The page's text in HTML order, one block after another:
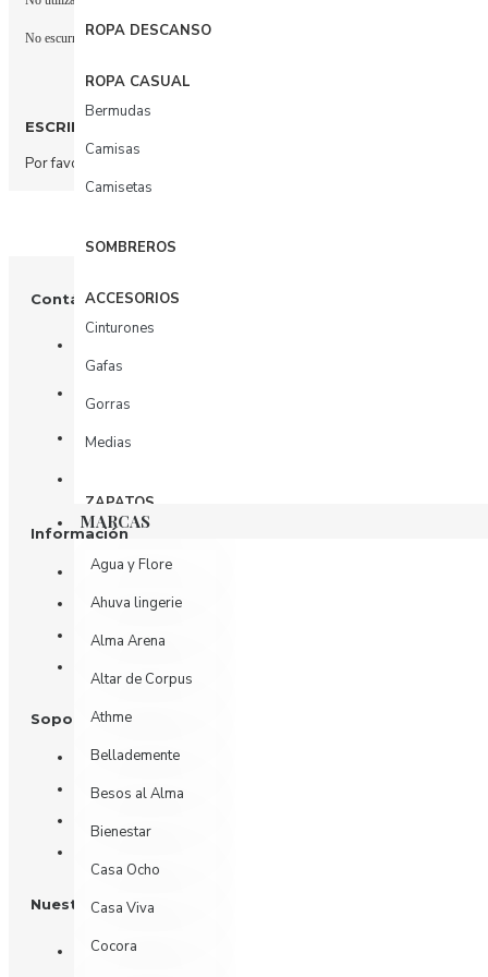
ROPA DESCANSO
ROPA CASUAL
Bermudas
Camisas
Camisetas
SOMBREROS
ACCESORIOS
Cinturones
Gafas
Gorras
Medias
ZAPATOS
MARCAS
Agua y Flore
Ahuva lingerie
Alma Arena
Altar de Corpus
Athme
Bellademente
Besos al Alma
Bienestar
Casa Ocho
Casa Viva
Cocora
No escurrir, retorcer o frotar
ESCRIBIR COMENTARIO
Por favor
Contáctenos
Oficina: Calle 81 # 11 - 31 piso 4
Información
Nosotros
Información de Envío
Política de Privacidad
Soporte al Cliente
Contáctenos
Devoluciones
Mi Cuenta
Nuestras Redes